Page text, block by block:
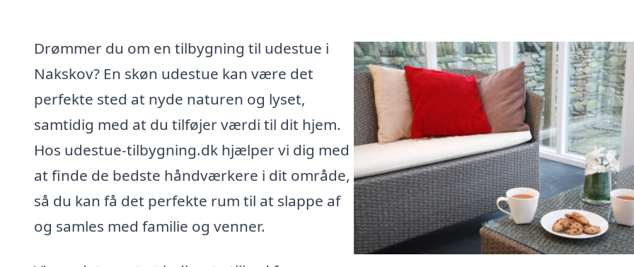
Drømmer du om en tilbygning til udestue i
Nakskov? En skøn udestue kan være det
perfekte sted at nyde naturen og lyset,
samtidig med at du tilføjer værdi til dit hjem.
Hos udestue-tilbygning.dk hjælper vi dig med
at finde de bedste håndværkere i dit område,
så du kan få det perfekte rum til at slappe af
og samles med familie og venner.